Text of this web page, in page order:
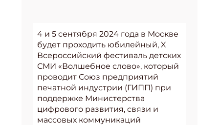
4 и 5 сентября 2024 года в Москве
будет проходить юбилейный, X
Всероссийский фестиваль детских
СМИ «Волшебное слово», который
проводит Союз предприятий
печатной индустрии (ГИПП) при
поддержке Министерства
цифрового развития, связи и
массовых коммуникаций